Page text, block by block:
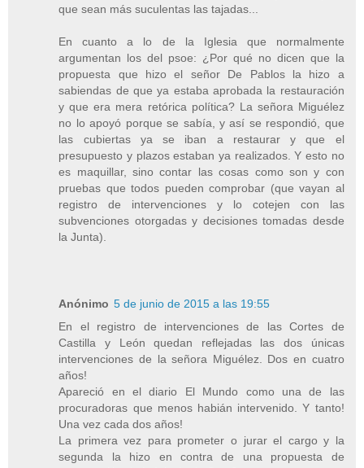
que sean más suculentas las tajadas...
En cuanto a lo de la Iglesia que normalmente
argumentan los del psoe: ¿Por qué no dicen que la
propuesta que hizo el señor De Pablos la hizo a
sabiendas de que ya estaba aprobada la restauración
y que era mera retórica política? La señora Miguélez
no lo apoyó porque se sabía, y así se respondió, que
las cubiertas ya se iban a restaurar y que el
presupuesto y plazos estaban ya realizados. Y esto no
es maquillar, sino contar las cosas como son y con
pruebas que todos pueden comprobar (que vayan al
registro de intervenciones y lo cotejen con las
subvenciones otorgadas y decisiones tomadas desde
la Junta).
Anónimo 5 de junio de 2015 a las 19:55
En el registro de intervenciones de las Cortes de
Castilla y León quedan reflejadas las dos únicas
intervenciones de la señora Miguélez. Dos en cuatro
años!
Apareció en el diario El Mundo como una de las
procuradoras que menos habián intervenido. Y tanto!
Una vez cada dos años!
La primera vez para prometer o jurar el cargo y la
segunda la hizo en contra de una propuesta de